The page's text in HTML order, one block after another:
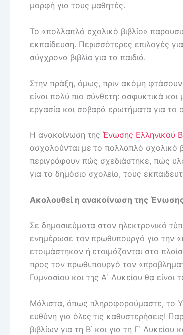
μορφή για τους μαθητές.
Το «πολλαπλό σχολικό βιβλίο»
εκπαίδευση. Περισσότερες επιλογές
σύγχρονα βιβλία για τα παιδιά.
Στην πράξη, όμως, πριν ακόμη φτάσουν
είναι πολύ πιο σύνθετη: ασφυκτικά
εργασία και σοβαρά ερωτήματα για το
Η ανακοίνωση της Ένωσης Ελληνικού
ασχολούνται με το πολλαπλό σχολικό
περιγράφουν πώς σχεδιάστηκε, πώς
για το δημόσιο σχολείο, τους
Ακολουθεί η ανακοίνωση της Ένωσης
Σε δημοσιεύματα στον ηλεκτρονικό
ενημέρωσε τον πρωθυπουργό για την
ετοιμάστηκαν ή ετοιμάζονται στο
προς τον πρωθυπουργό τον
Γυμνασίου και της Α΄ Λυκείου θα
Μάλιστα, όπως πληροφορούμαστε, το
ευθύνη για όλες τις καθυστερήσεις!
βιβλίων για τη Β΄ και για τη Γ΄